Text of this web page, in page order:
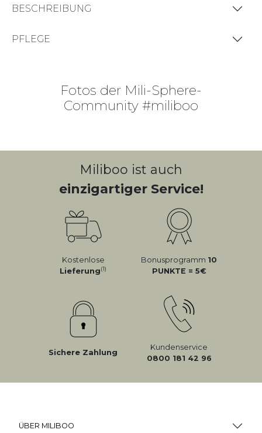
BESCHREIBUNG
PFLEGE
Fotos der Mili-Sphere-
Community #miliboo
Miliboo ist auch
einzigartiger Service!
Kostenlose
Lieferung(1)
Bonusprogramm 10
PUNKTE = 5
Sichere Zahlung
Kundenservice
0800 181 42 96
ÜBER MILIBOO